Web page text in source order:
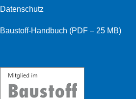
Datenschutz
Baustoff-Handbuch (PDF – 25 MB)